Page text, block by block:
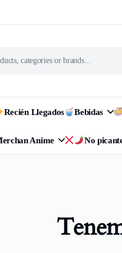
Recién Llegados Bebidas
Anime No